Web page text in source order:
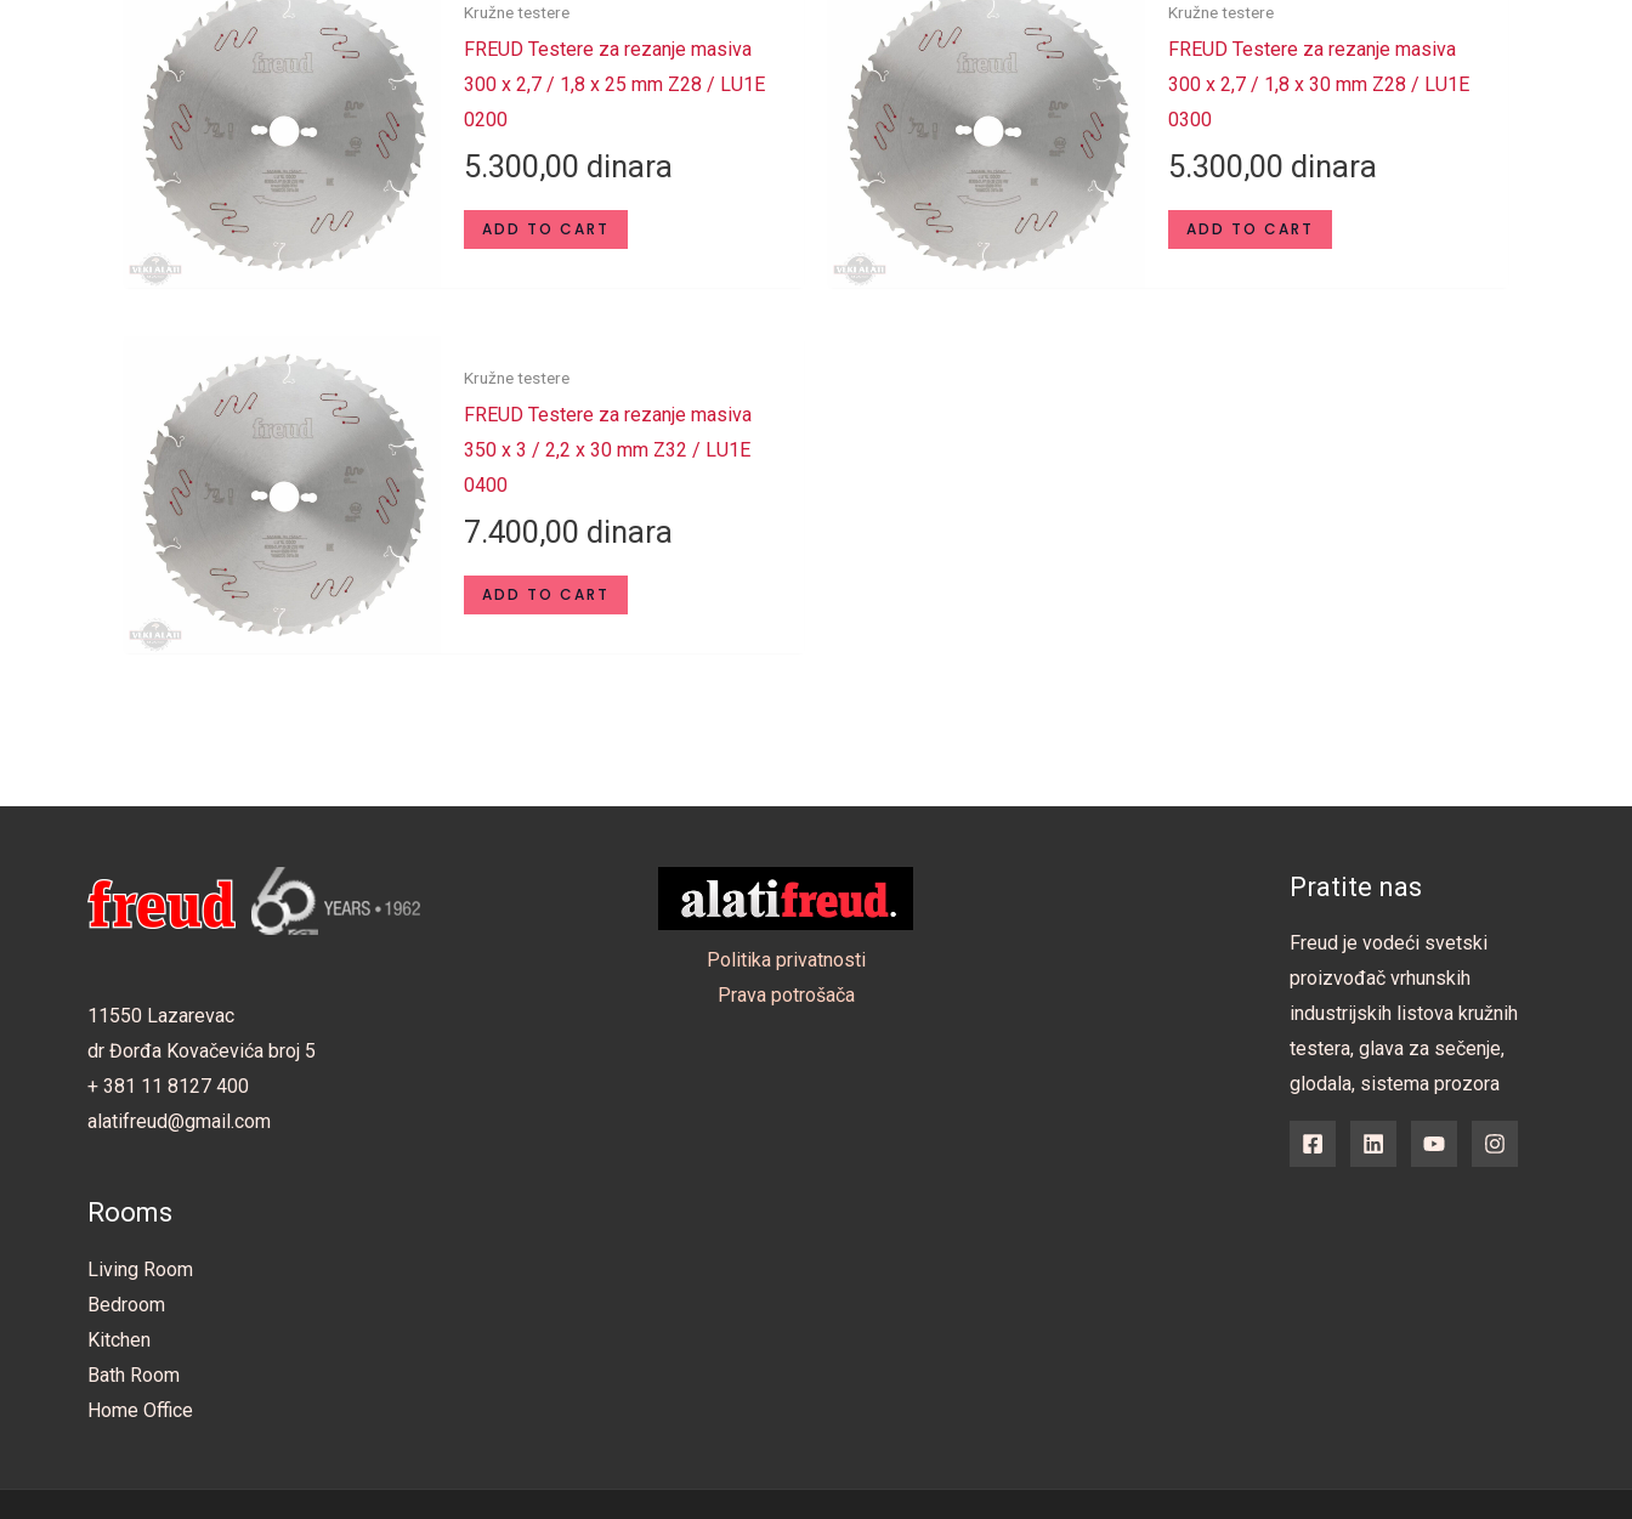
Kružne testere
FREUD Testere za rezanje masiva
300 x 2,7 / 1,8 x 25 mm Z28 / LU1E
0200
5.300,00 dinara
ADD TO CART
Kružne testere
FREUD Testere za rezanje masiva
300 x 2,7 / 1,8 x 30 mm Z28 / LU1E
0300
5.300,00 dinara
ADD TO CART
Kružne testere
FREUD Testere za rezanje masiva
350 x 3 / 2,2 x 30 mm Z32 / LU1E
0400
7.400,00 dinara
ADD TO CART
11550 Lazarevac
dr Đorđa Kovačevića broj 5
+ 381 11 8127 400
alatifreud@gmail.com
Rooms
Living Room
Bedroom
Kitchen
Bath Room
Home Office
Politika privatnosti
Prava potrošača
Pratite nas
Freud je vodeći svetski
proizvođač vrhunskih
industrijskih listova kružnih
testera, glava za sečenje,
glodala, sistema prozora